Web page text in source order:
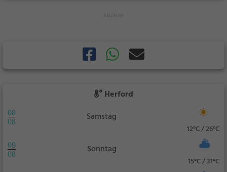
Herford
08
08
Samstag
12°C / 26°C
09
08
Sonntag
15°C / 31°C